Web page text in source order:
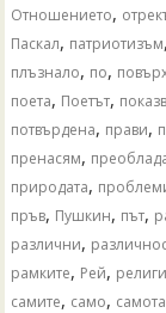
Отношението,
Паскал, патриотизъм,
плъзнало, по,
поета, Поетът,
потвърдена, прави,
пренасям,
природата,
пръв, Пушкин, път,
различни,
рамките, Рей,
самите, само, самота